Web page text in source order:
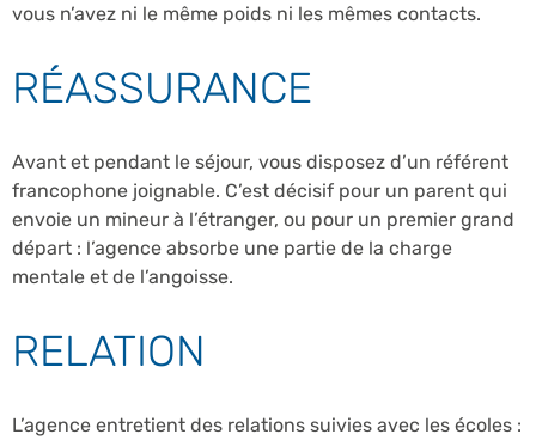
vous n’avez ni le même poids ni les mêmes contacts.
RÉASSURANCE
Avant et pendant le séjour, vous disposez d’un référent
francophone joignable. C’est décisif pour un parent qui
envoie un mineur à l’étranger, ou pour un premier grand
départ : l’agence absorbe une partie de la charge
mentale et de l’angoisse.
RELATION
L’agence entretient des relations suivies avec les écoles :